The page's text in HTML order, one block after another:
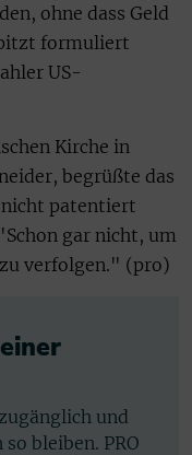
ohne dass Geld
formuliert
US-
Kirche in
begrüßte das
patentiert
gar nicht, um
verfolgen." (pro)
und
bleiben. PRO